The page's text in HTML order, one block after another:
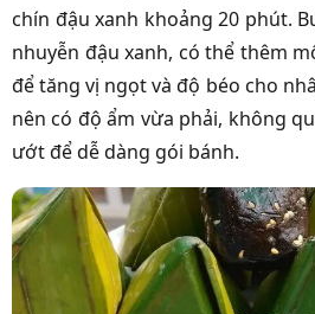
chín đậu xanh khoảng 20 phút.
nhuyễn đậu xanh, có thể thêm
để tăng vị ngọt và độ béo cho
nên có độ ẩm vừa phải, không
ướt để dễ dàng gói bánh.